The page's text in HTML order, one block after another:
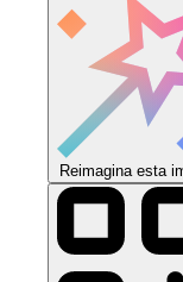
Reimagina esta